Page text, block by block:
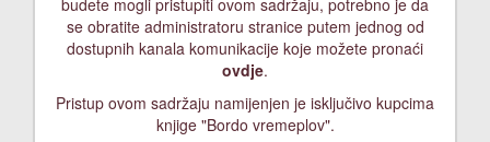
budete mogli pristupiti ovom sadržaju, potrebno je da
se obratite administratoru stranice putem jednog od
dostupnih kanala komunikacije koje možete pronaći
ovdje.
Pristup ovom sadržaju namijenjen je isključivo kupcima
knjige "Bordo vremeplov".